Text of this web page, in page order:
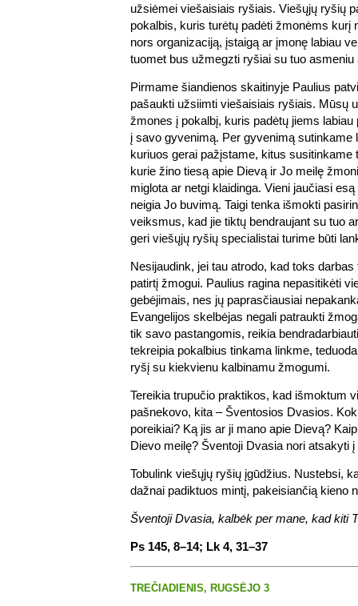
užsiėmei viešaisiais ryšiais. Viešųjų ryšių
pokalbis, kuris turėtų padėti žmonėms kurį
nors organizaciją, įstaigą ar įmonę labiau
tuomet bus užmegzti ryšiai su tuo asmeniu
Pirmame šiandienos skaitinyje Paulius
pašaukti užsiimti viešaisiais ryšiais. Mūsų
žmones į pokalbį, kuris padėtų jiems
į savo gyvenimą. Per gyvenimą sutinkame
kuriuos gerai pažįstame, kitus susitinkame
kurie žino tiesą apie Dievą ir Jo meilę
miglota ar netgi klaidinga. Vieni jaučiasi
neigia Jo buvimą. Taigi tenka išmokti
veiksmus, kad jie tiktų bendraujant su tuo
geri viešųjų ryšių specialistai turime būti
Nesijaudink, jei tau atrodo, kad toks
patirtį žmogui. Paulius ragina nepasitikėti
gebėjimais, nes jų paprasčiausiai
Evangelijos skelbėjas negali patraukti
tik savo pastangomis, reikia
tekreipia pokalbius tinkama linkme,
ryšį su kiekvienu kalbinamu žmogumi.
Tereikia trupučio praktikos, kad išmoktum
pašnekovo, kita – Šventosios Dvasios.
poreikiai? Ką jis ar ji mano apie Dievą?
Dievo meilę? Šventoji Dvasia nori atsakyti
Tobulink viešųjų ryšių įgūdžius. Nustebsi,
dažnai padiktuos mintį, pakeisiančią kieno
Šventoji Dvasia, kalbėk per mane, kad kiti
Ps 145, 8–14; Lk 4, 31–37
TREČIADIENIS, RUGSĖJO 3